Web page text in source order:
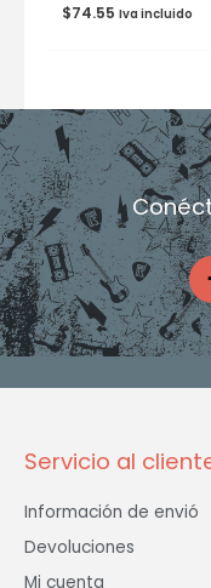
$74.55 Iva incluido
Servicio al
Información de envió
Devoluciones
Mi cuenta